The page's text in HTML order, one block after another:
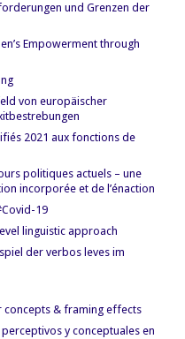
und Grenzen der
Empowerment through
von europäischer
2021 aux fonctions de
politiques actuels – une
incorporée et de l’énaction
19
linguistic approach
der verbos leves im
concepts & framing effects
y conceptuales en